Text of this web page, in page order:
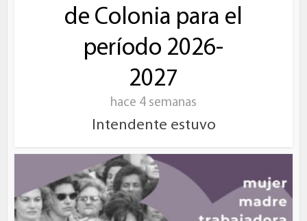
de Colonia para el
período 2026-
2027
hace 4 semanas
Intendente estuvo